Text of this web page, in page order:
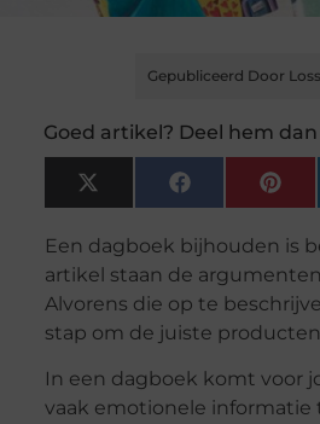
Gepubliceerd Door
Goed artikel? Deel hem dan
X
(Twitter)
Facebook
Een dagboek bijhouden is
artikel staan de
Alvorens die op te
stap om de juiste
In een dagboek komt voor
vaak emotionele informatie